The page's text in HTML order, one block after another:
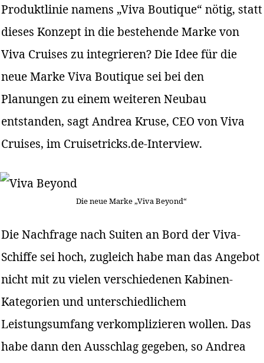
Produktlinie namens „Viva Boutique“ nötig, statt
dieses Konzept in die bestehende Marke von
Viva Cruises zu integrieren? Die Idee für die
neue Marke Viva Boutique sei bei den
Planungen zu einem weiteren Neubau
entstanden, sagt Andrea Kruse, CEO von Viva
Cruises, im Cruisetricks.de-Interview.
Die neue Marke „Viva Beyond“
Die Nachfrage nach Suiten an Bord der Viva-
Schiffe sei hoch, zugleich habe man das Angebot
nicht mit zu vielen verschiedenen Kabinen-
Kategorien und unterschiedlichem
Leistungsumfang verkomplizieren wollen. Das
habe dann den Ausschlag gegeben, so Andrea